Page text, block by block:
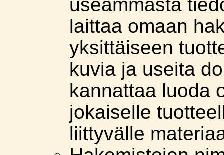
useammasta
laittaa omaan
yksittäiseen
kuvia ja useita
kannattaa luoda
jokaiselle
liittyvälle